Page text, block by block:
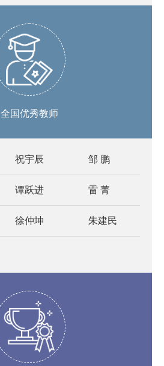
全国优秀教师
祝宇辰 邹 鹏
谭跃进 雷 菁
徐仲坤 朱建民